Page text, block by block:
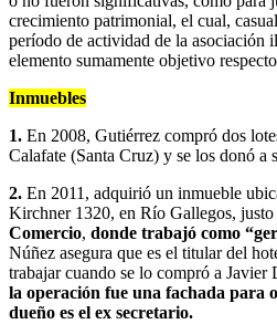
crecimiento patrimonial, el cual,
período de actividad de la asociación
elemento sumamente objetivo
Inmuebles
1. En 2008, Gutiérrez compró dos
Calafate (Santa Cruz) y se los donó a
2. En 2011, adquirió un inmueble
Kirchner 1320, en Río Gallegos,
Comercio, donde trabajó como
Núñez asegura que es el titular del
trabajar cuando se lo compró a Javier
la operación fue una fachada para
dueño es el ex secretario.